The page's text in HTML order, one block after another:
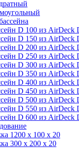
D 100 из AirDeck
D 150 из AirDeck
D 200 из AirDeck
D 250 из AirDeck
D 300 из AirDeck
D 350 из AirDeck
D 400 из AirDeck
D 450 из AirDeck
D 500 из AirDeck
D 550 из AirDeck
D 600 из AirDeck
1200 x 100 x 20
300 x 200 x 20